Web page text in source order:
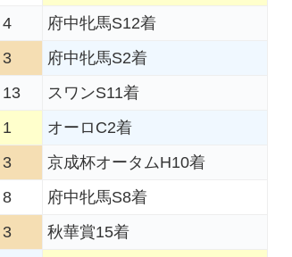
4
府中牝馬S12着
3
府中牝馬S2着
13 スワンS11着
1
オーロC2着
3
京成杯オータムH10着
8 府中牝馬S8着
3
秋華賞15着